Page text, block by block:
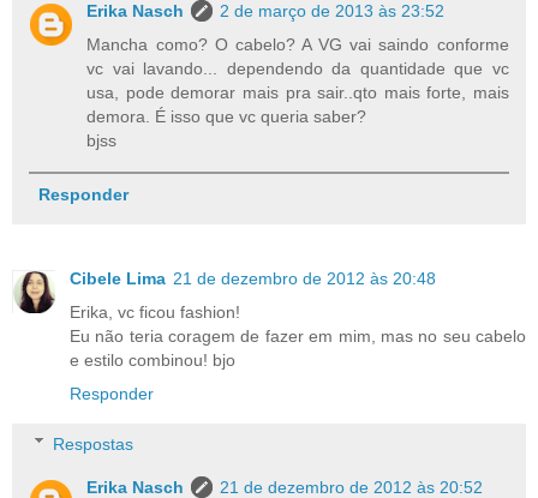
Erika Nasch
2 de março de 2013 às 23:52
Mancha como? O cabelo? A VG vai saindo conforme
vc vai lavando... dependendo da quantidade que vc
usa, pode demorar mais pra sair..qto mais forte, mais
demora. É isso que vc queria saber?
bjss
Responder
Cibele Lima 21 de dezembro de 2012 às 20:48
Erika, vc ficou fashion!
Eu não teria coragem de fazer em mim, mas no seu cabelo
e estilo combinou! bjo
Responder
Respostas
Erika Nasch
21 de dezembro de 2012 às 20:52